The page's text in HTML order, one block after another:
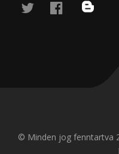
twitterfacebook
blog
© Minden jog fenntartva